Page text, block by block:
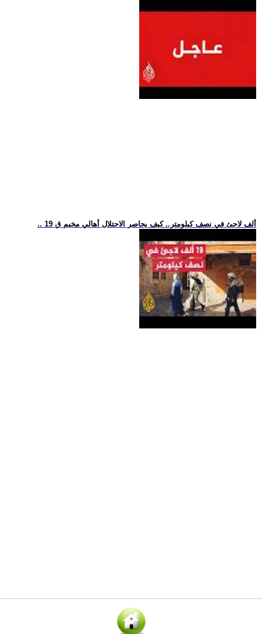
.. 19 ألف لاجئ في نصف كيلومتر.. كيف يحاصر الاحتلال أهالي مخيم ق